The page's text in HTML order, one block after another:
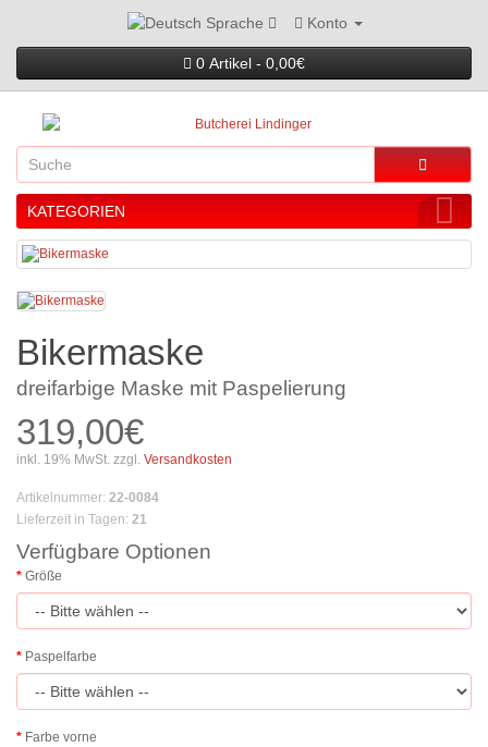
Sprache Konto
0 Artikel - 0,00€
KATEGORIEN
Bikermaske
dreifarbige Maske mit Paspelierung
319,00€
inkl. 19% MwSt. zzgl. Versandkosten
Artikelnummer: 22-0084
Lieferzeit in Tagen: 21
Verfügbare Optionen
Größe
Paspelfarbe
Farbe vorne